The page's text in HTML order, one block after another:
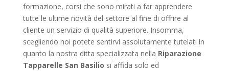
formazione, corsi che sono mirati a far apprendere
tutte le ultime novità del settore al fine di offrire al
cliente un servizio di qualità superiore. Insomma,
scegliendo noi potete sentirvi assolutamente tutelati in
quanto la nostra ditta specializzata nella Riparazione
Tapparelle San Basilio si affida solo ed